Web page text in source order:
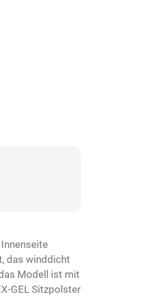
das winddicht
Modell ist mit
GEL Sitzpolster